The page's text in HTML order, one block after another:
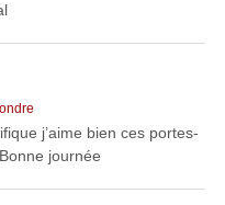
j’aime bien ces portes-
journée